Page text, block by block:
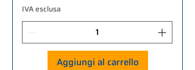
IVA esclusa
Aggiungi al carrello